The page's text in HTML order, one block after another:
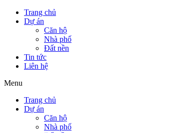
Trang chủ
Dự án
Căn hộ
Nhà phố
Đất nền
Tin tức
Liên hệ
Menu
Trang chủ
Dự án
Căn hộ
Nhà phố